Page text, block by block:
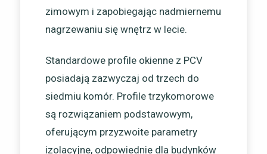
zimowym i zapobiegając nadmiernemu
nagrzewaniu się wnętrz w lecie.
Standardowe profile okienne z PCV
posiadają zazwyczaj od trzech do
siedmiu komór. Profile trzykomorowe
są rozwiązaniem podstawowym,
oferującym przyzwoite parametry
izolacyjne, odpowiednie dla budynków